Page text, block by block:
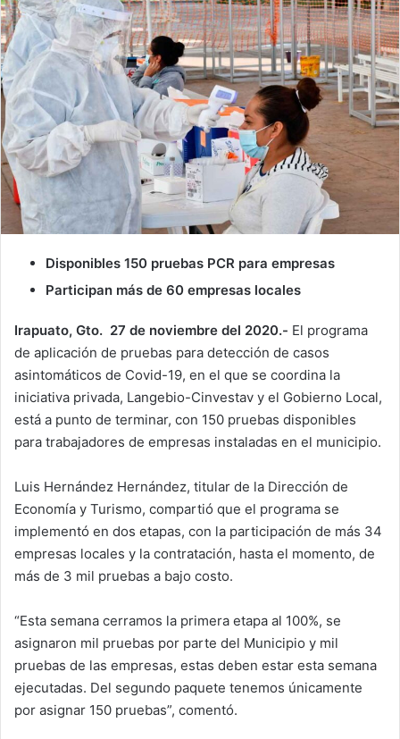
Disponibles 150 pruebas PCR para empresas
Participan más de 60 empresas locales
Irapuato, Gto. 27 de noviembre del 2020.- El programa
de aplicación de pruebas para detección de casos
asintomáticos de Covid-19, en el que se coordina la
iniciativa privada, Langebio-Cinvestav y el Gobierno Local,
está a punto de terminar, con 150 pruebas disponibles
para trabajadores de empresas instaladas en el municipio.
Luis Hernández Hernández, titular de la Dirección de
Economía y Turismo, compartió que el programa se
implementó en dos etapas, con la participación de más 34
empresas locales y la contratación, hasta el momento, de
más de 3 mil pruebas a bajo costo.
“Esta semana cerramos la primera etapa al 100%, se
asignaron mil pruebas por parte del Municipio y mil
pruebas de las empresas, estas deben estar esta semana
ejecutadas. Del segundo paquete tenemos únicamente
por asignar 150 pruebas”, comentó.